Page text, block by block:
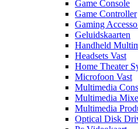
Game Console
Game Controller
Gaming
Geluidskaarten
Handheld
Headsets Vast
Home Theater
Microfoon Vast
Multimedia
Multimedia
Multimedia
Optical Disk